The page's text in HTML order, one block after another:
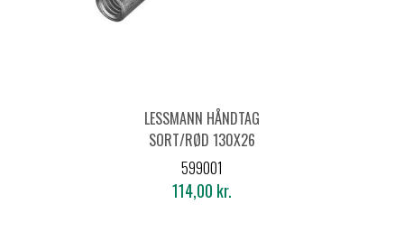
LESSMANN HÅNDTAG
SORT/RØD 130X26
MM INDV. GEVIND M6
599001
114,00 kr.